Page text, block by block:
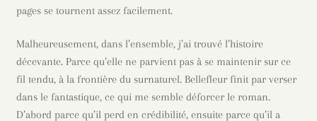
pages se tournent assez facilement.
Malheureusement, dans l’ensemble, j’ai trouvé l’histoire
décevante. Parce qu’elle ne parvient pas à se maintenir sur ce
fil tendu, à la frontière du surnaturel. Bellefleur finit par verser
dans le fantastique, ce qui me semble déforcer le roman.
D’abord parce qu’il perd en crédibilité, ensuite parce qu’il a